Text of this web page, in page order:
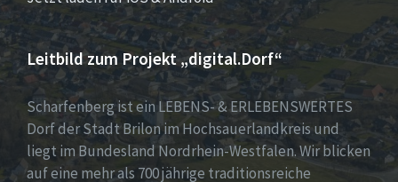
Leitbild zum Projekt „digital.Dorf“
Scharfenberg ist ein LEBENS- & ERLEBENSWERTES
Dorf der Stadt Brilon im Hochsauerlandkreis und
liegt im Bundesland Nordrhein-Westfalen. Wir blicken
auf eine mehr als 700 jährige traditionsreiche